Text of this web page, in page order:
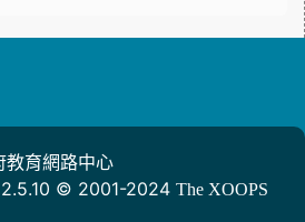
教育網路中心
© 2001-2024 The XOOPS